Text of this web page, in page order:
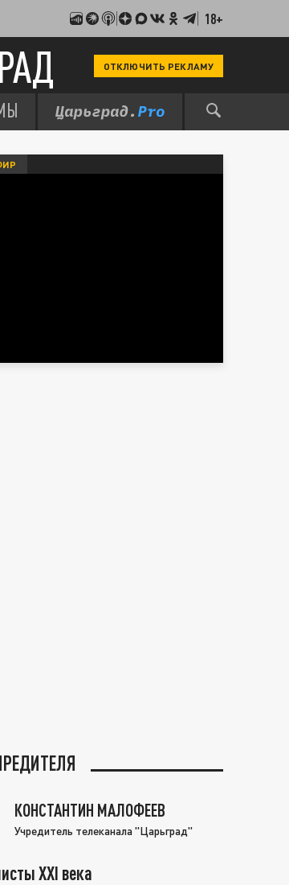
18+
ОТКЛЮЧИТЬ РЕКЛАМУ
КОНСТАНТИН МАЛОФЕЕВ
Учредитель телеканала "Царьград"
XXI века